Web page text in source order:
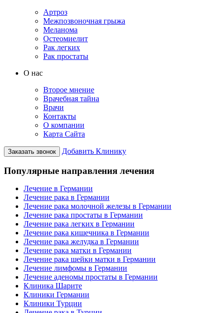
Артроз
Межпозвоночная грыжа
Меланома
Остеомиелит
Рак легких
Рак простаты
О нас
Второе мнение
Врачебная тайна
Врачи
Контакты
О компании
Карта Сайта
Заказать звонок Добавить Клинику
Популярные направления лечения
Лечение в Германии
Лечение рака в Германии
Лечение рака молочной железы в Германии
Лечение рака простаты в Германии
Лечение рака легких в Германии
Лечение рака кишечника в Германии
Лечение рака желудка в Германии
Лечение рака матки в Германии
Лечение рака шейки матки в Германии
Лечение лимфомы в Германии
Лечение аденомы простаты в Германии
Клиника Шарите
Клиники Германии
Клиники Турции